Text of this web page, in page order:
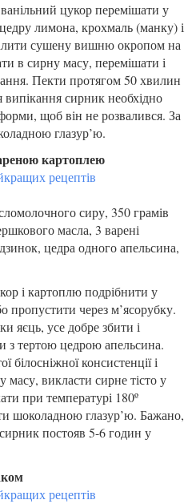
цукор перемішати у
лимона, крохмаль (манку) і
сушену вишню окропом на
в сирну масу, перемішати і
Пекти протягом 50 хвилин
випікання сирник необхідно
щоб він не розвалився. За
глазур’ю.
картоплею
сиру, 350 грамів
масла, 3 варені
цедра одного апельсина,
і картоплю подрібнити у
пропустити через м’ясорубку.
яєць, усе добре збити і
з тертою цедрою апельсина.
білосніжної консистенції і
масу, викласти сирне тісто у
при температурі 180º
шоколадною глазур’ю. Бажано,
постояв 5-6 годин у